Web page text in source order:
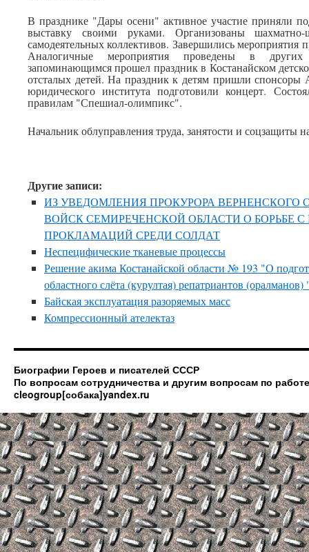
В празднике "Дары осени" активное участие приняли
выставку своими руками. Организованы
самодеятельных коллективов. Завершились
Аналогичные мероприятия проведены в
запоминающимся прошел праздник в Костанайском
отсталых детей. На праздник к детям пришли
юридического института подготовили концерт.
правилам "Спешиал-олимпикс".
Начальник облуправления труда, занятости и соцзащиты
Другие записи:
ИЗ УВЕДОМЛЕНИЯ ПРОКУРОРА ВЕРНЕНСКОГО
ВОЙСК СЕМИРЕЧЕНСКОЙ ОБЛАСТИ О БОРЬБЕ
ПРОКЛАМАЦИЙ СРЕДИ СОЛДАТ
Неспецифические тканевые процессы
Решение акима Костанайской области № 193 "О
областного слёта (курултая) репатриантов (оралманов)
Байская эксплуатация разоряемых масс
Компрессионный ателектаз
Биографии Героев и писателей СССР
По вопросам сотрудничества и другим вопросам по
cleogroup[собака]yandex.ru